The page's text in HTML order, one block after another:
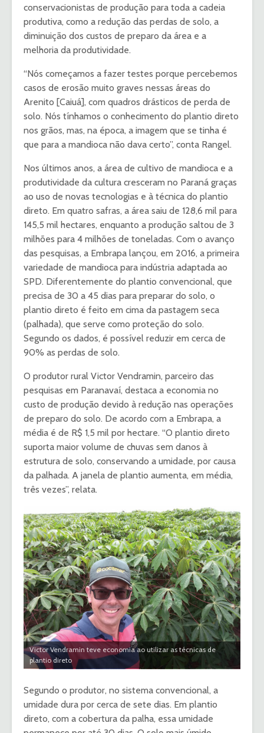
conservacionistas de produção para toda a cadeia
produtiva, como a redução das perdas de solo, a
diminuição dos custos de preparo da área e a
melhoria da produtividade.
“Nós começamos a fazer testes porque percebemos
casos de erosão muito graves nessas áreas do
Arenito [Caiuá], com quadros drásticos de perda de
solo. Nós tínhamos o conhecimento do plantio direto
nos grãos, mas, na época, a imagem que se tinha é
que para a mandioca não dava certo”, conta Rangel.
Nos últimos anos, a área de cultivo de mandioca e a
produtividade da cultura cresceram no Paraná graças
ao uso de novas tecnologias e à técnica do plantio
direto. Em quatro safras, a área saiu de 128,6 mil para
145,5 mil hectares, enquanto a produção saltou de 3
milhões para 4 milhões de toneladas. Com o avanço
das pesquisas, a Embrapa lançou, em 2016, a primeira
variedade de mandioca para indústria adaptada ao
SPD. Diferentemente do plantio convencional, que
precisa de 30 a 45 dias para preparar do solo, o
plantio direto é feito em cima da pastagem seca
(palhada), que serve como proteção do solo.
Segundo os dados, é possível reduzir em cerca de
90% as perdas de solo.
O produtor rural Victor Vendramin, parceiro das
pesquisas em Paranavaí, destaca a economia no
custo de produção devido à redução nas operações
de preparo do solo. De acordo com a Embrapa, a
média é de R$ 1,5 mil por hectare. “O plantio direto
suporta maior volume de chuvas sem danos à
estrutura de solo, conservando a umidade, por causa
da palhada. A janela de plantio aumenta, em média,
três vezes”, relata.
Victor Vendramin teve economia ao utilizar as técnicas de
plantio direto
Segundo o produtor, no sistema convencional, a
umidade dura por cerca de sete dias. Em plantio
direto, com a cobertura da palha, essa umidade